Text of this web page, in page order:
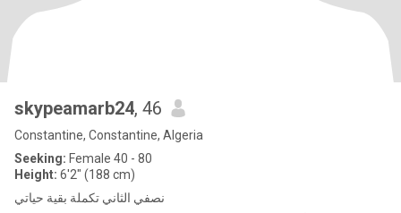
skypeamarb24, 46
Constantine, Constantine, Algeria
Seeking: Female 40 - 80
Height: 6'2" (188 cm)
نصفي الثاني تكملة بقية حياتي